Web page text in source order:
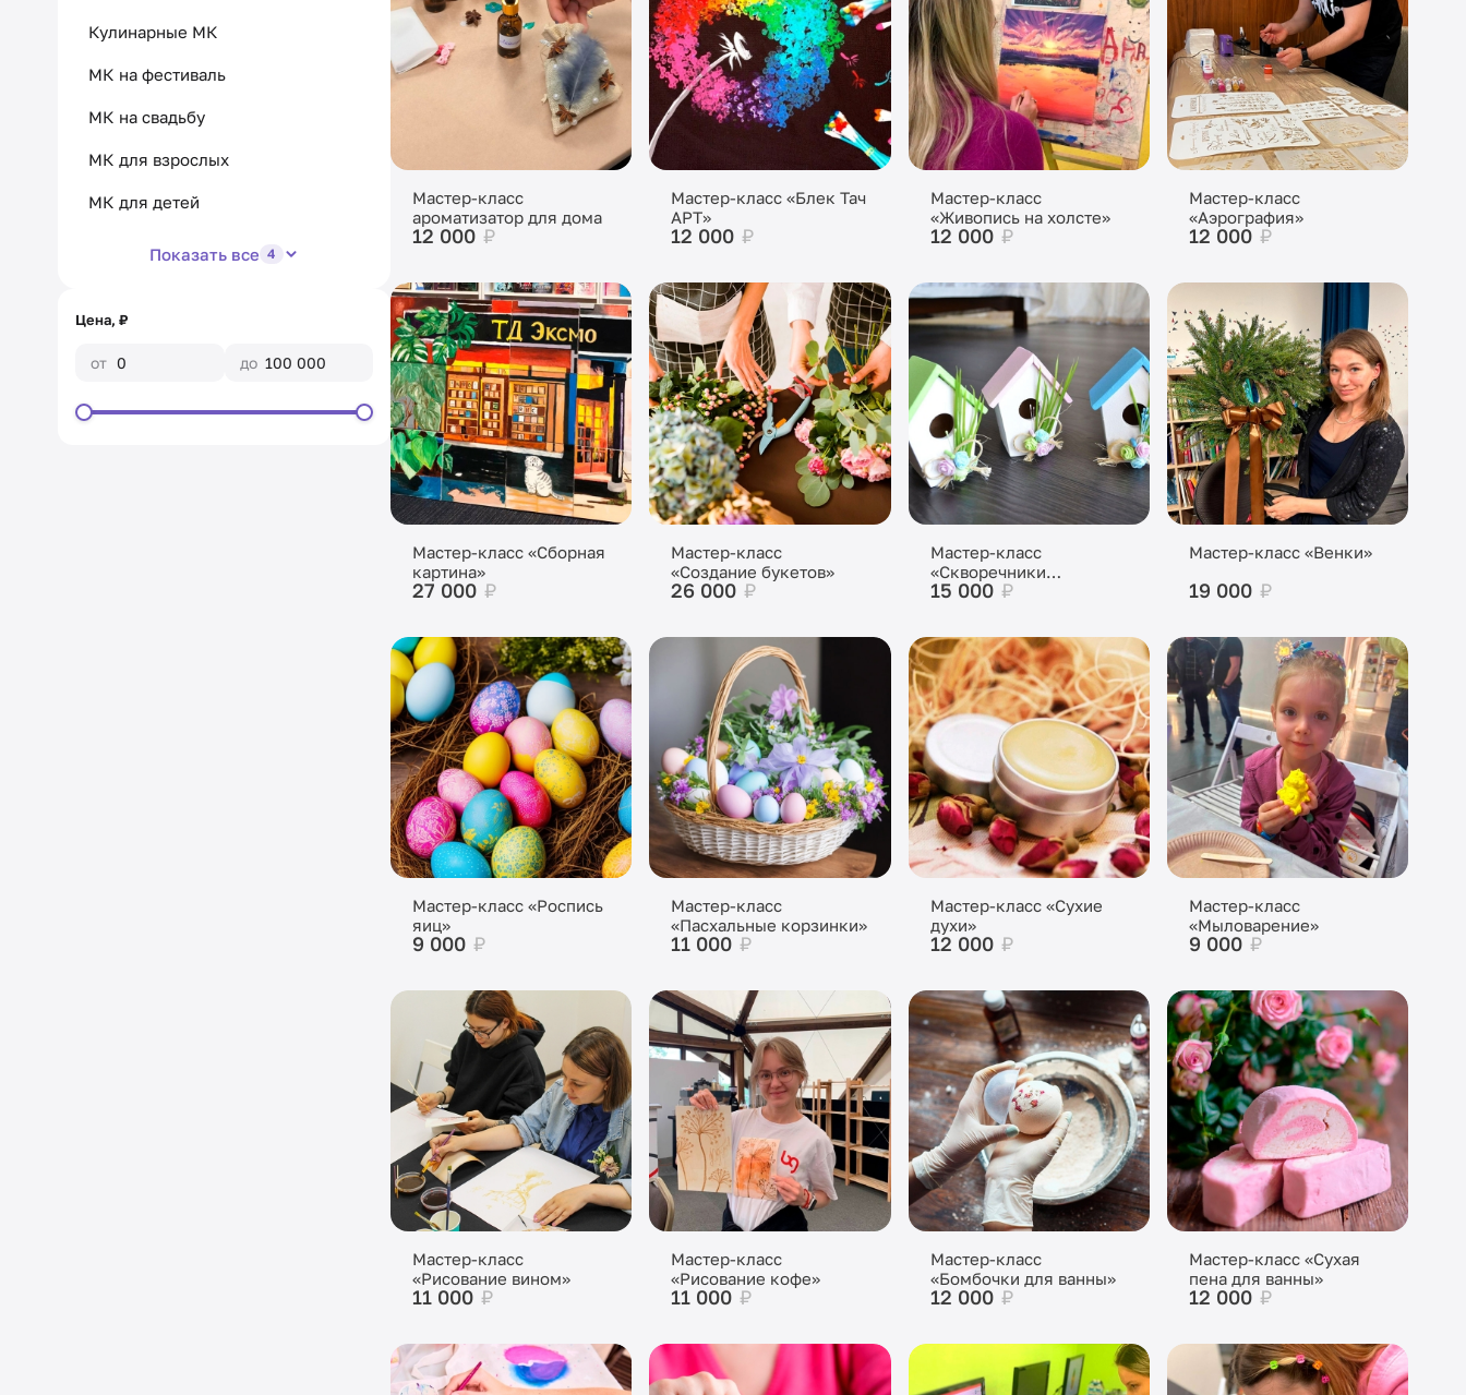
Кулинарные МК
МК на фестиваль
МК на свадьбу
МК для взрослых
МК для детей
Показать все 4
Цена, ₽
от до
Мастер-класс
ароматизатор для дома
12 000 ₽
Мастер-класс «Блек Тач
АРТ»
12 000 ₽
Мастер-класс
«Живопись на холсте»
12 000 ₽
Мастер-класс
«Аэрография»
12 000 ₽
Мастер-класс «Сборная
картина»
27 000 ₽
Мастер-класс
«Создание букетов»
26 000 ₽
Мастер-класс
«Скворечники
Пасхальные»
15 000 ₽
Мастер-класс «Венки»
19 000 ₽
Мастер-класс «Роспись
яиц»
9 000 ₽
Мастер-класс
«Пасхальные корзинки»
11 000 ₽
Мастер-класс «Сухие
духи»
12 000 ₽
Мастер-класс
«Мыловарение»
9 000 ₽
Мастер-класс
«Рисование вином»
11 000 ₽
Мастер-класс
«Рисование кофе»
11 000 ₽
Мастер-класс
«Бомбочки для ванны»
12 000 ₽
Мастер-класс «Сухая
пена для ванны»
12 000 ₽